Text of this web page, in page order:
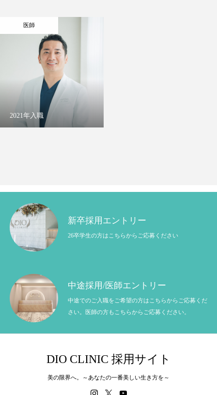
医師
2021年入職
新卒採用エントリー
26卒学生の方はこちらからご応募ください
中途採用/医師エントリー
中途でのご入職をご希望の方はこちらからご応募くだ
さい。医師の方もこちらからご応募ください。
DIO CLINIC 採用サイト
美の限界へ。～あなたの一番美しい生き方を～